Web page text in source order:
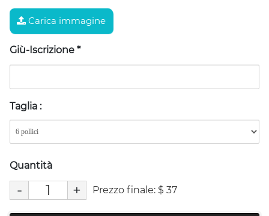
Carica immagine
Giù-Iscrizione *
Taglia :
Quantità
- + Prezzo finale: $ 37